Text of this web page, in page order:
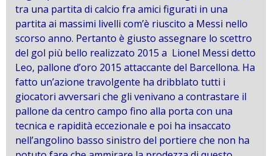
tra una partita di calcio fra amici figurati in una
partita ai massimi livelli com’è riuscito a Messi nello
scorso anno. Pertanto è giusto assegnare lo scettro
del gol più bello realizzato 2015 a Lionel Messi detto
Leo, pallone d’oro 2015 attaccante del Barcellona. Ha
fatto un’azione travolgente ha dribblato tutti i
giocatori avversari che gli venivano a contrastare il
pallone da centro campo fino alla porta con una
tecnica e rapidità eccezionale e poi ha insaccato
nell’angolino basso sinistro del portiere che non ha